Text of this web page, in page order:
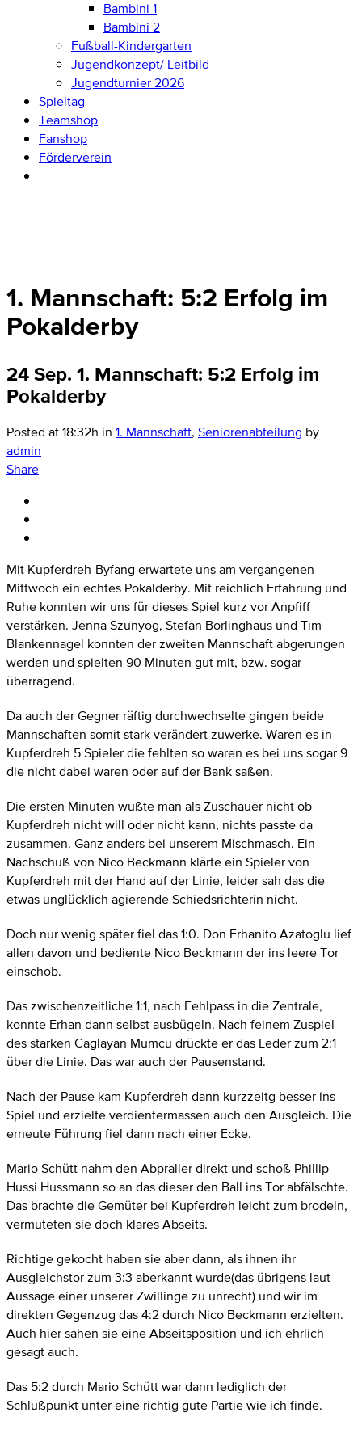
Bambini 1
Bambini 2
Fußball-Kindergarten
Jugendkonzept/ Leitbild
Jugendturnier 2026
Spieltag
Teamshop
Fanshop
Förderverein
1. Mannschaft: 5:2 Erfolg im
Pokalderby
24 Sep. 1. Mannschaft: 5:2 Erfolg im
Pokalderby
Posted at 18:32h in 1. Mannschaft, Seniorenabteilung by
admin
Share
Mit Kupferdreh-Byfang erwartete uns am vergangenen
Mittwoch ein echtes Pokalderby. Mit reichlich Erfahrung und
Ruhe konnten wir uns für dieses Spiel kurz vor Anpfiff
verstärken. Jenna Szunyog, Stefan Borlinghaus und Tim
Blankennagel konnten der zweiten Mannschaft abgerungen
werden und spielten 90 Minuten gut mit, bzw. sogar
überragend.
Da auch der Gegner räftig durchwechselte gingen beide
Mannschaften somit stark verändert zuwerke. Waren es in
Kupferdreh 5 Spieler die fehlten so waren es bei uns sogar 9
die nicht dabei waren oder auf der Bank saßen.
Die ersten Minuten wußte man als Zuschauer nicht ob
Kupferdreh nicht will oder nicht kann, nichts passte da
zusammen. Ganz anders bei unserem Mischmasch. Ein
Nachschuß von Nico Beckmann klärte ein Spieler von
Kupferdreh mit der Hand auf der Linie, leider sah das die
etwas unglücklich agierende Schiedsrichterin nicht.
Doch nur wenig später fiel das 1:0. Don Erhanito Azatoglu lief
allen davon und bediente Nico Beckmann der ins leere Tor
einschob.
Das zwischenzeitliche 1:1, nach Fehlpass in die Zentrale,
konnte Erhan dann selbst ausbügeln. Nach feinem Zuspiel
des starken Caglayan Mumcu drückte er das Leder zum 2:1
über die Linie. Das war auch der Pausenstand.
Nach der Pause kam Kupferdreh dann kurzzeitg besser ins
Spiel und erzielte verdientermassen auch den Ausgleich. Die
erneute Führung fiel dann nach einer Ecke.
Mario Schütt nahm den Abpraller direkt und schoß Phillip
Hussi Hussmann so an das dieser den Ball ins Tor abfälschte.
Das brachte die Gemüter bei Kupferdreh leicht zum brodeln,
vermuteten sie doch klares Abseits.
Richtige gekocht haben sie aber dann, als ihnen ihr
Ausgleichstor zum 3:3 aberkannt wurde(das übrigens laut
Aussage einer unserer Zwillinge zu unrecht) und wir im
direkten Gegenzug das 4:2 durch Nico Beckmann erzielten.
Auch hier sahen sie eine Abseitsposition und ich ehrlich
gesagt auch.
Das 5:2 durch Mario Schütt war dann lediglich der
Schlußpunkt unter eine richtig gute Partie wie ich finde.